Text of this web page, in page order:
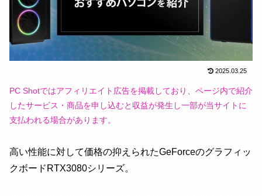
2025.03.25
PC Shotではアフィリエイト広告を掲載しており、ページ内で紹介
したサービス・商品を申し込むと収益が発生し一部が当サイトに
支払われる場合があります。
高い性能に対して価格の抑えられたGeForceのグラフィッ
クボードRTX3080シリーズ。